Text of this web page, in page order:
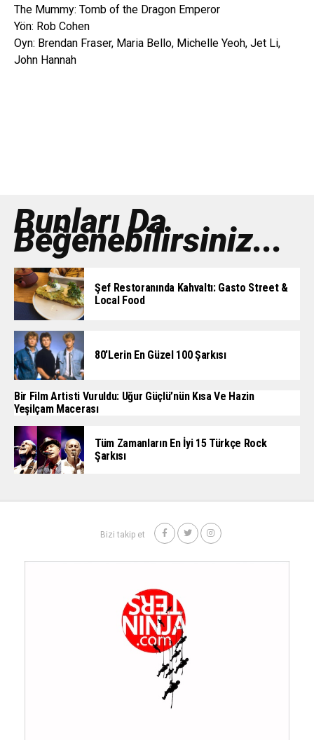
The Mummy: Tomb of the Dragon Emperor
Yön: Rob Cohen
Oyn: Brendan Fraser, Maria Bello, Michelle Yeoh, Jet Li,
John Hannah
Bunları Da
Beğenebilirsiniz...
Şef Restoranında Kahvaltı: Gasto Street &
Local Food
80’lerin En Güzel 100 Şarkısı
Bir Film Artisti Vuruldu: Uğur Güçlü’nün Kısa Ve Hazin
Yeşilçam Macerası
Tüm Zamanların En İyi 15 Türkçe Rock
Şarkısı
Bizi takip et